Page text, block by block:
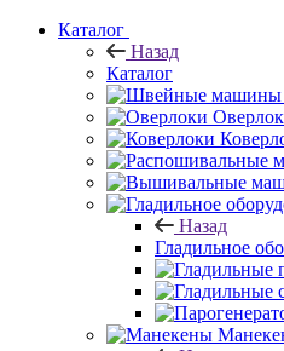
Каталог
Назад
Каталог
Назад
Гладильное